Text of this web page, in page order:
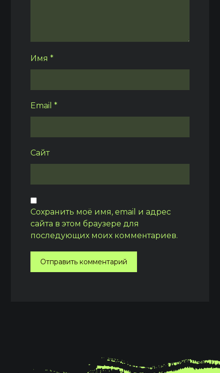
Имя*
Email*
Сайт
Сохранить моё имя, email и адрес
сайта в этом браузере для
последующих моих комментариев.
Отправить комментарий